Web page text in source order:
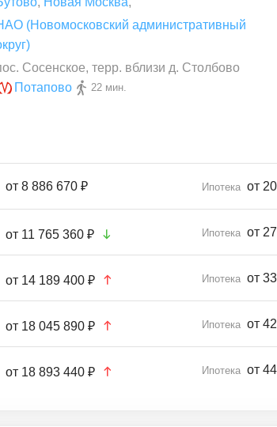
(Новомосковский административный
Сосенское, терр. вблизи д. Столбово
Потапово
22 мин.
от 8 886 670 ₽ Ипотека от
от 11 765 360 ₽ Ипотека от
от 14 189 400 ₽ Ипотека от
от 18 045 890 ₽ Ипотека от
от 18 893 440 ₽ Ипотека от